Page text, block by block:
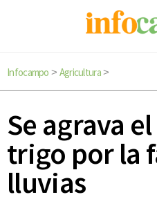
Infocampo > Agricultura>
Se agrava
trigo por la
lluvias